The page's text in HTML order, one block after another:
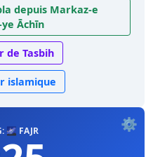
depuis Markaz-e
Āchīn
de Tasbih
islamique
⚙️
🌌 FAJR